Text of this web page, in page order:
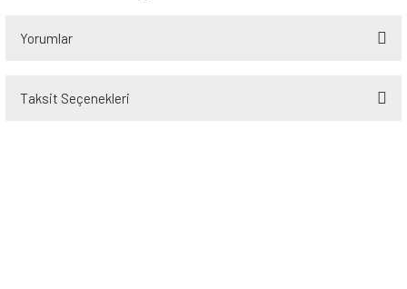
Yorumlar
Taksit Seçenekleri